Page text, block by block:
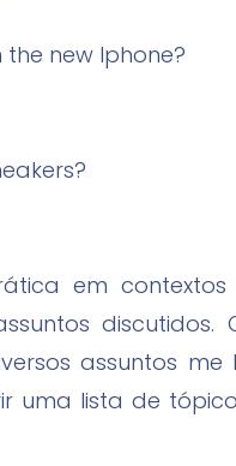
new Iphone?
em
assuntos
uma lista de